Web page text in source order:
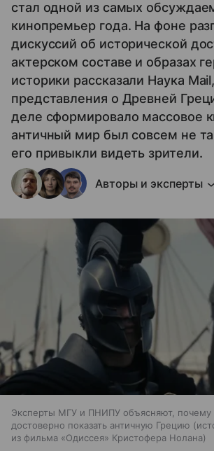
стал одной из самых
кинопремьер года. На фоне
дискуссий об исторической
актерском составе и образах
историки рассказали Наука
представления о Древней
деле сформировало массовое
античный мир был совсем не
его привыкли видеть зрители.
Авторы и эксперты
Эксперты МГУ и ПНИПУ объясняют,
достоверно показать античную Грецию
из фильма «Одиссея» Кристофера Нолана